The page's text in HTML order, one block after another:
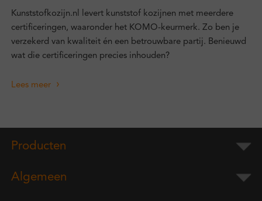
Kunststofkozijn.nl levert kunststof kozijnen met meerdere
certificeringen, waaronder het KOMO-keurmerk. Zo ben je
verzekerd van kwaliteit én een betrouwbare partij. Benieuwd
wat die certificeringen precies inhouden?
Lees meer
Producten
Algemeen